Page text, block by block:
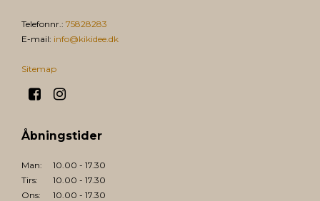
Telefonnr. : 75828283
E-mail: info@kikidee.dk
Sitemap
Åbningstider
Man:
Tirs:
Ons:
10.00 - 17.30
10.00 - 17.30
10.00 - 17.30